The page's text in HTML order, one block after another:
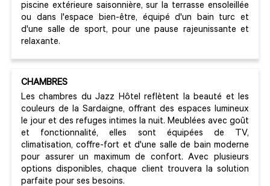
piscine extérieure saisonnière, sur la terrasse ensoleillée
ou dans l'espace bien-être, équipé d'un bain turc et
d'une salle de sport, pour une pause rajeunissante et
relaxante.
CHAMBRES
Les chambres du Jazz Hôtel reflètent la beauté et les
couleurs de la Sardaigne, offrant des espaces lumineux
le jour et des refuges intimes la nuit. Meublées avec goût
et fonctionnalité, elles sont équipées de TV,
climatisation, coffre-fort et d'une salle de bain moderne
pour assurer un maximum de confort. Avec plusieurs
options disponibles, chaque client trouvera la solution
parfaite pour ses besoins.